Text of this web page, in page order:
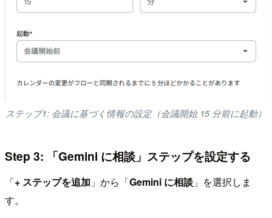
ステップ1: 会議に基づく情報の設定（会議開始 15 分前に起動）
Step 3: 「Gemini に相談」ステップを設定する
「+ ステップを追加 」から「Gemini に相談 」を選択しま
す。